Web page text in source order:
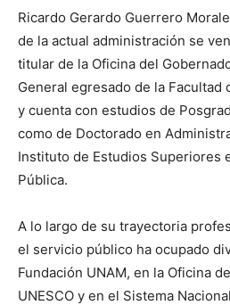
Ricardo Gerardo Guerrero
de la actual administración se
titular de la Oficina del
General egresado de la Facultad
y cuenta con estudios de
como de Doctorado en
Instituto de Estudios Superiores
Pública.
A lo largo de su trayectoria
el servicio público ha ocupado
Fundación UNAM, en la Oficina
UNESCO y en el Sistema